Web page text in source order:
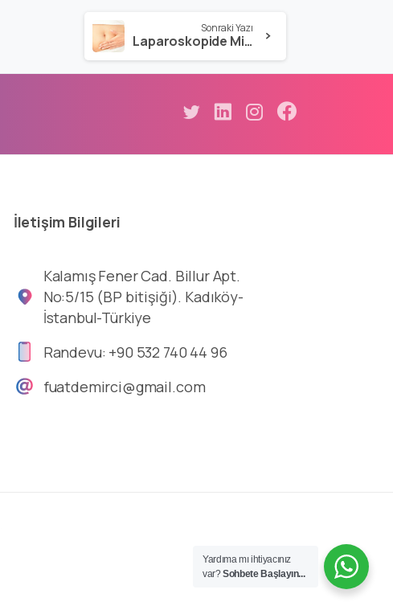
Sonraki Yazı
Laparoskopide Miyomlar Nasıl Dışarı Alınır ?
İletişim Bilgileri
Kalamış Fener Cad. Billur Apt.
No:5/15 (BP bitişiği). Kadıköy-
İstanbul-Türkiye
Randevu: +90 532 740 44 96
fuatdemirci@gmail.com
Yardıma mı ihtiyacınız
var?Sohbete Başlayın...